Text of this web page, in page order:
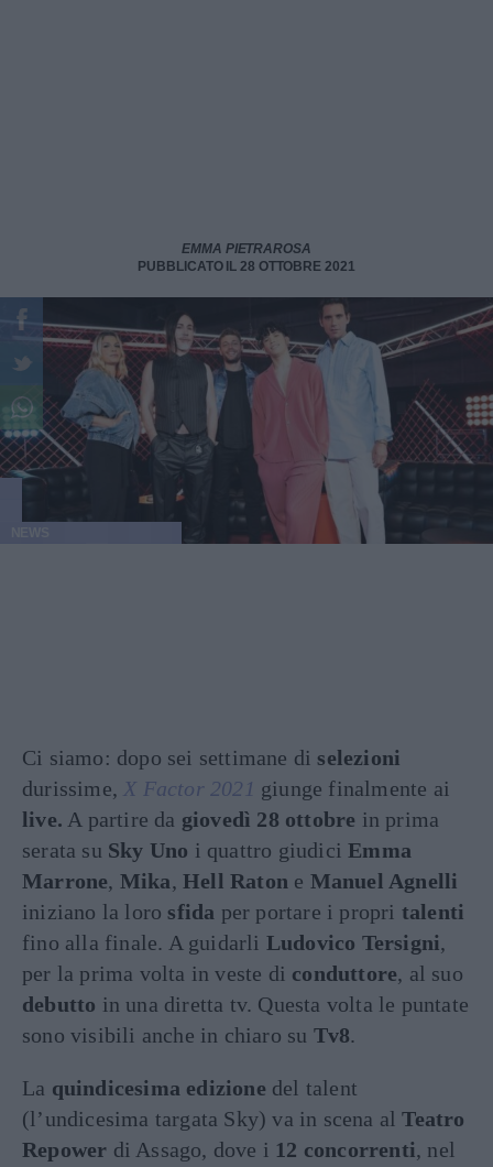
EMMA PIETRAROSA
PUBBLICATO IL 28 OTTOBRE 2021
Ci siamo: dopo sei settimane di selezioni
durissime, X Factor 2021 giunge finalmente ai
live. A partire da giovedì 28 ottobre in prima
serata su Sky Uno i quattro giudiciEmma
Marrone, Mika, Hell Raton e Manuel Agnelli
iniziano la loro sfida per portare i propri talenti
fino alla finale. A guidarli Ludovico Tersigni,
per la prima volta in veste di conduttore, al suo
debutto in una diretta tv. Questa volta le puntate
sono visibili anche in chiaro su Tv8.
La quindicesima edizione del talent
(l’undicesima targata Sky) va in scena alTeatro
Repower di Assago, dove i 12 concorrenti, nel